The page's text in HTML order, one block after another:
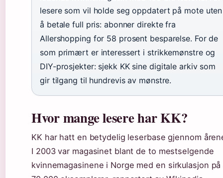
lesere som vil holde seg oppdatert på mote uten
å betale full pris: abonner direkte fra
Allershopping for 58 prosent besparelse. For de
som primært er interessert i strikkemønstre og
DIY-prosjekter: sjekk KK sine digitale arkiv som
gir tilgang til hundrevis av mønstre.
Hvor mange lesere har KK?
KK har hatt en betydelig leserbase gjennom
I 2003 var magasinet blant de to mestselgende
kvinnemagasinene i Norge med en sirkulasjon på